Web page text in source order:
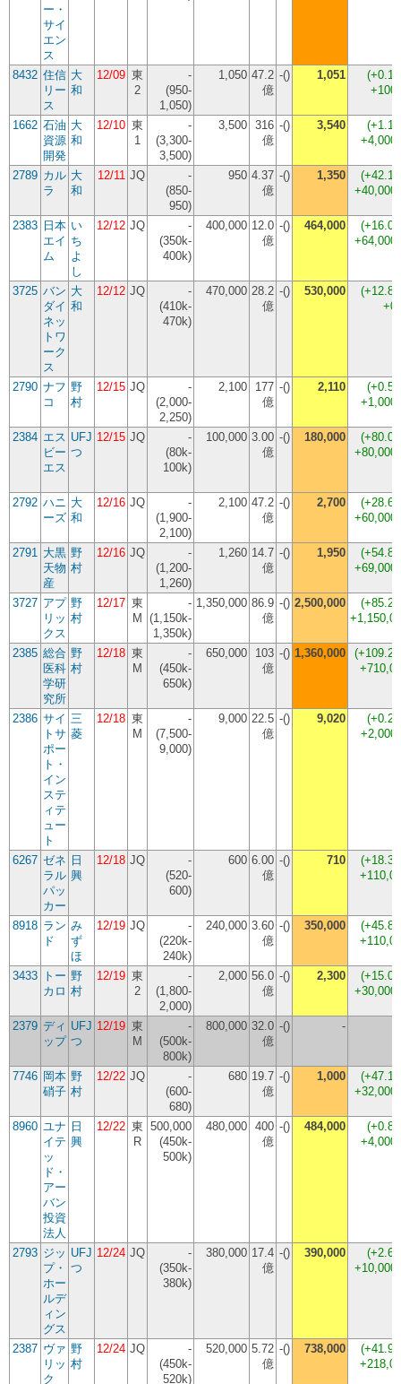
ー・
サイ
エン
ス
8432 住信
リー
ス
大
和
12/09 東
2
-
(950-
1,050)
1,050 47.2
億
-() 1,051 (
+100
1662 石油
資源
開発
大
和
12/10 東
1
-
(3,300-
3,500)
3,500 316
億
-() 3,540 (
+4,000
2789 カル
ラ
大
和
12/11 JQ
-
(850-
950)
950 4.37
億
-() 1,350 (
+40,000
2383 日本
エイ
ム
い
ち
よ
し
12/12 JQ
-
(350k-
400k)
400,000 12.0
億
-() 464,000 (
+64,000
3725 バン
ダイ
ネッ
トワ
ーク
ス
大
和
12/12 JQ
-
(410k-
470k)
470,000 28.2
億
-() 530,000 (
+0
2790 ナフ
コ
野
村
12/15 JQ
-
(2,000-
2,250)
2,100
177
億
-() 2,110 (
+1,000
2384 エス
ビー
エス
UFJ
つ
12/15 JQ
-
(80k-
100k)
100,000 3.00
億
-() 180,000 (
+80,000
2792 ハニ
ーズ
大
和
12/16 JQ
-
(1,900-
2,100)
2,100 47.2
億
-() 2,700 (
+60,000
2791 大黒
天物
産
野
村
12/16 JQ
-
(1,200-
1,260)
1,260 14.7
億
-() 1,950 (
+69,000
3727 アプ
リッ
クス
野
村
12/17 東
M
-
(1,150k-
1,350k)
1,350,000 86.9
億
-() 2,500,000 (
2385 総合
医科
学研
究所
野
村
12/18 東
M
-
(450k-
650k)
650,000
103
億
-() 1,360,000 (
2386 サイ
トサ
ポー
ト・
イン
ステ
ィテ
ュー
ト
三
菱
12/18 東
M
-
(7,500-
9,000)
9,000 22.5
億
-() 9,020 (
+2,000
6267 ゼネ
ラル
パッ
カー
日
興
12/18 JQ
-
(520-
600)
600 6.00
億
-() 710 (
8918 ラン
ド
み
ず
ほ
12/19 JQ
-
(220k-
240k)
240,000 3.60
億
-() 350,000 (
3433
トー
カロ
野
村
12/19 東
2
-
(1,800-
2,000)
2,000 56.0
億
-() 2,300 (
+30,000
2379 ディ
ップ
UFJ
つ
12/19 東
M
-
(500k-
800k)
800,000 32.0
億
-() -
7746 岡本
硝子
野
村
12/22 JQ
-
(600-
680)
680 19.7
億
-() 1,000 (
+32,000
8960 ユナ
イテ
ッ
ド・
アー
バン
投資
法人
日
興
12/22 東
R
500,000
(450k-
500k)
480,000 400
億
-() 484,000 (
+4,000
2793 ジッ
プ・
ホー
ルデ
ィン
グス
UFJ
つ
12/24 JQ
-
(350k-
380k)
380,000 17.4
億
-() 390,000 (
+10,000
2387 ヴァ
リッ
ク
野
村
12/24 JQ
-
(450k-
520k)
520,000 5.72
億
-() 738,000 (